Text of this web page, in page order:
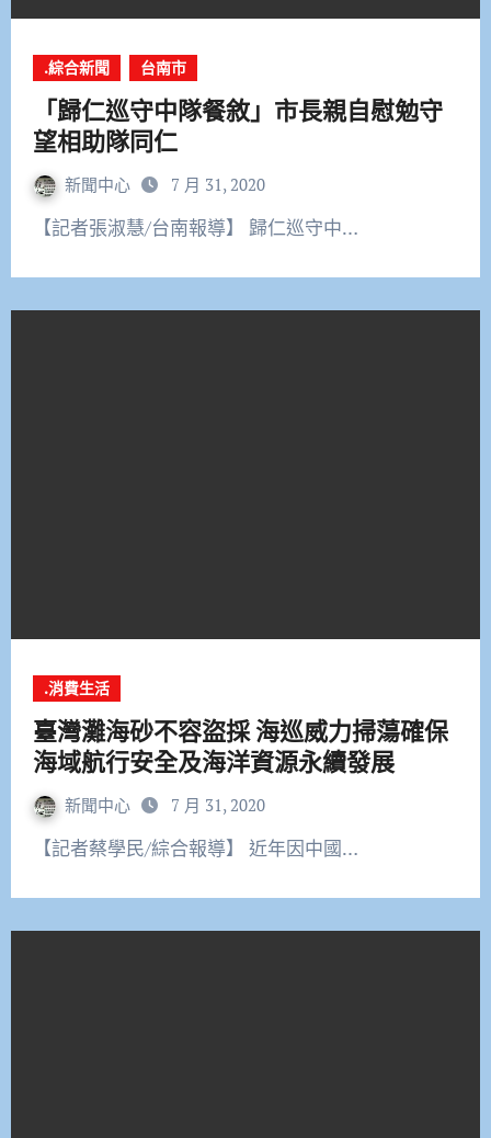
.綜合新聞 台南市
「歸仁巡守中隊餐敘」市長親自慰勉守
望相助隊同仁
新聞中心 7 月 31, 2020
【記者張淑慧/台南報導】 歸仁巡守中…
.消費生活
臺灣灘海砂不容盜採 海巡威力掃蕩確保
海域航行安全及海洋資源永續發展
新聞中心 7 月 31, 2020
【記者蔡學民/綜合報導】 近年因中國…